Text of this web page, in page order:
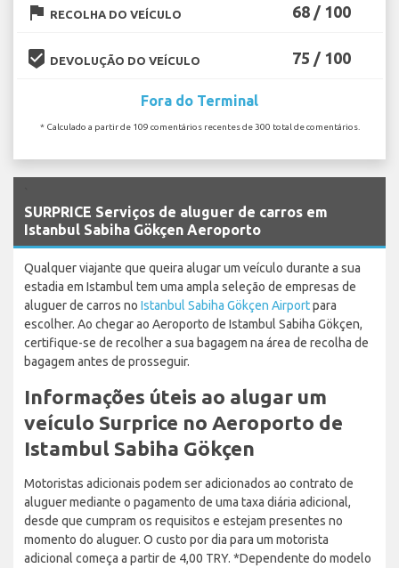
flag RECOLHA DO VEÍCULO 68 / 100
beenhere DEVOLUÇÃO DO VEÍCULO 75 / 100
Fora do Terminal
* Calculado a partir de 109 comentários recentes de 300 total de comentários.
SURPRICE Serviços de aluguer de carros em
Istanbul Sabiha Gökçen Aeroporto
Qualquer viajante que queira alugar um veículo durante a sua
estadia em Istambul tem uma ampla seleção de empresas de
aluguer de carros no Istanbul Sabiha Gökçen Airportpara
escolher. Ao chegar ao Aeroporto de Istambul Sabiha Gökçen,
certifique-se de recolher a sua bagagem na área de recolha de
bagagem antes de prosseguir.
Informações úteis ao alugar um
veículo Surprice no Aeroporto de
Istambul Sabiha Gökçen
Motoristas adicionais podem ser adicionados ao contrato de
aluguer mediante o pagamento de uma taxa diária adicional,
desde que cumpram os requisitos e estejam presentes no
momento do aluguer. O custo por dia para um motorista
adicional começa a partir de 4,00 TRY. *Dependente do modelo